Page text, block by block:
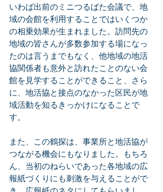
いわば出前のミニつるばた会議で、地
域の会館を利用することではいくつか
の相乗効果が生まれました。訪問先の
地域の皆さんが多数参加する場になっ
たのは言うまでもなく、他地域の地活
協関係者も意外と訪れたことのない会
館を見学することができること、さら
に、地活協と接点のなかった区民が地
域活動を知るきっかけになることで
す。
また、この鶴探は、事業所と地活協が
つながる機会にもなりました。もちろ
ん、当初のねらいであった各地域の広
報紙づくりにも刺激を与えることがで